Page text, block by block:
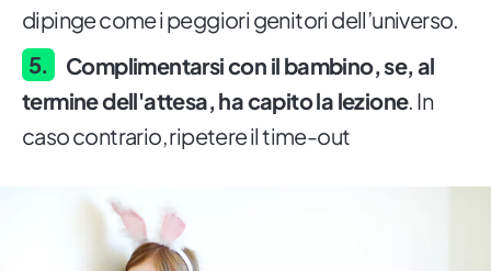
dipinge come i peggiori genitori dell’universo.
Complimentarsi con il bambino, se, al
termine dell'attesa, ha capito la lezione. In
caso contrario, ripetere il time-out